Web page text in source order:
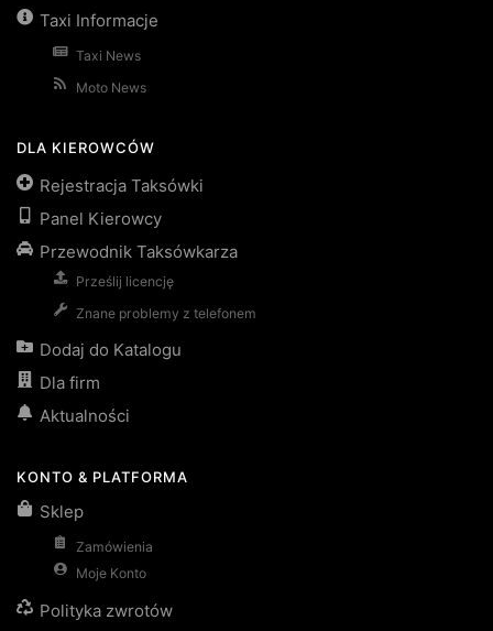
Taxi Informacje
Taxi News
Moto News
DLA KIEROWCÓW
Rejestracja Taksówki
Panel Kierowcy
Przewodnik Taksówkarza
Prześlij licencję
Znane problemy z telefonem
Dodaj do Katalogu
Dla firm
Aktualności
KONTO & PLATFORMA
Sklep
Zamówienia
Moje Konto
Polityka zwrotów